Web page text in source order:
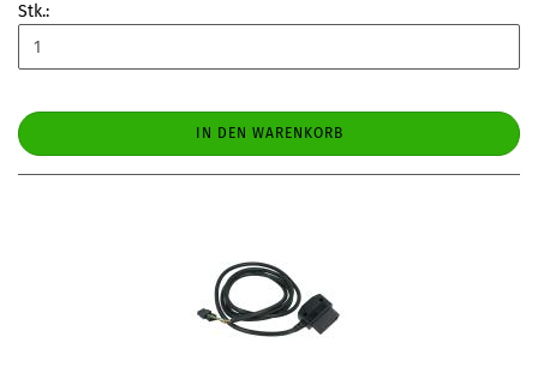
Stk.:
IN DEN WARENKORB